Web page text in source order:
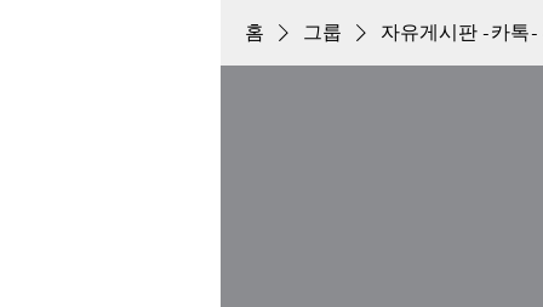
홈 그룹 자유게시판 -카톡-